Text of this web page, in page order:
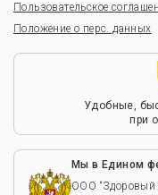
Пользовательское
Положение о перс. данных
Удобные,
при
Мы в Едином
ООО “Здоровый